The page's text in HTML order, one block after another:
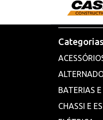
Categorias
BATERIAS
CHASSI E